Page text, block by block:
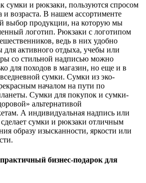
сумки и рюкзаки, пользуются спросом
и возраста. В нашем ассортименте
выбор продукции, на которую мы
логотип. Рюкзаки с логотипом
ведь в них удобно
для активного отдыха, учебы или
со стильной надписью можно
для походов в магазин, но еще и в
сумки. Сумки из эко-
началом на пути по
Сумки для покупок и сумки-
альтернативой
А индивидуальная надпись или
сумки и рюкзаки отличным
образу изысканности, яркости или
бизнес-подарок для